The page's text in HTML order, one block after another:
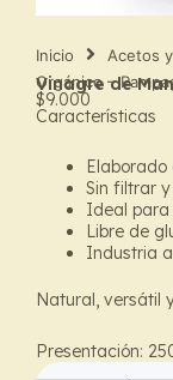
Inicio Acetos
Orgánico –
Vinagre de
$9.000
Características
Sin filtrar
Ideal
Libre de
Industria
Natural, versátil
Presentación: